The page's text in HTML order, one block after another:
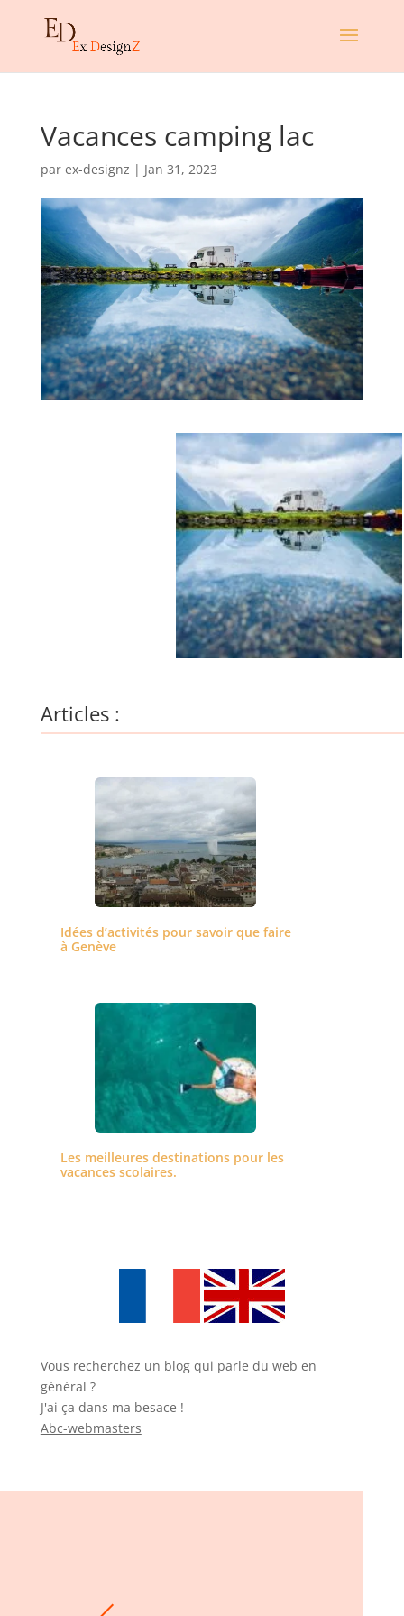
Vacances camping lac
par ex-designz | Jan 31, 2023
Articles :
Idées d’activités pour savoir que faire
à Genève
Les meilleures destinations pour les
vacances scolaires.
Vous recherchez un blog qui parle du web en
général ?
J'ai ça dans ma besace !
Abc-webmasters